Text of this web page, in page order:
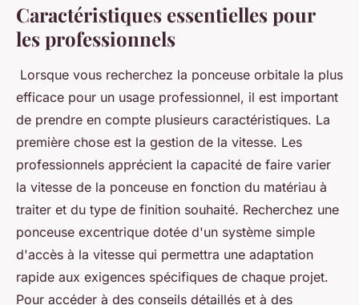
Caractéristiques essentielles pour
les professionnels
Lorsque vous recherchez la ponceuse orbitale la plus
efficace pour un usage professionnel, il est important
de prendre en compte plusieurs caractéristiques. La
première chose est la gestion de la vitesse. Les
professionnels apprécient la capacité de faire varier
la vitesse de la ponceuse en fonction du matériau à
traiter et du type de finition souhaité. Recherchez une
ponceuse excentrique dotée d'un système simple
d'accès à la vitesse qui permettra une adaptation
rapide aux exigences spécifiques de chaque projet.
Pour accéder à des conseils détaillés et à des